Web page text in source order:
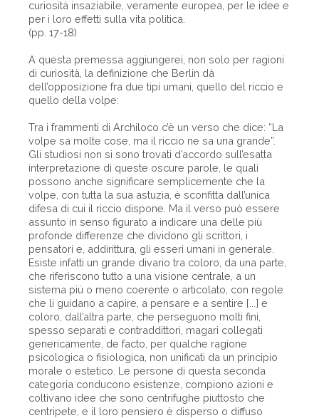
curiosità insaziabile, veramente europea, per le idee e
per i loro effetti sulla vita politica.
(pp. 17-18)
A questa premessa aggiungerei, non solo per ragioni
di curiosità, la definizione che Berlin dà
dell’opposizione fra due tipi umani, quello del riccio e
quello della volpe:
Tra i frammenti di Archiloco c’è un verso che dice: “La
volpe sa molte cose, ma il riccio ne sa una grande”.
Gli studiosi non si sono trovati d’accordo sull’esatta
interpretazione di queste oscure parole, le quali
possono anche significare semplicemente che la
volpe, con tutta la sua astuzia, è sconfitta dall’unica
difesa di cui il riccio dispone. Ma il verso può essere
assunto in senso figurato a indicare una delle più
profonde differenze che dividono gli scrittori, i
pensatori e, addirittura, gli esseri umani in generale.
Esiste infatti un grande divario tra coloro, da una parte,
che riferiscono tutto a una visione centrale, a un
sistema più o meno coerente o articolato, con regole
che li guidano a capire, a pensare e a sentire [...] e
coloro, dall’altra parte, che perseguono molti fini,
spesso separati e contraddittori, magari collegati
genericamente, de facto, per qualche ragione
psicologica o fisiologica, non unificati da un principio
morale o estetico. Le persone di questa seconda
categoria conducono esistenze, compiono azioni e
coltivano idee che sono centrifughe piuttosto che
centripete, e il loro pensiero è disperso o diffuso